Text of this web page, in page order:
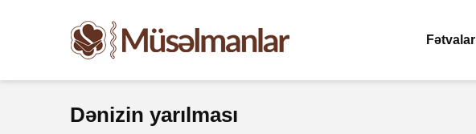
Fətvalar
Dənizin yarılması